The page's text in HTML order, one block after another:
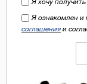
Я ознакомлен и
соглашения и